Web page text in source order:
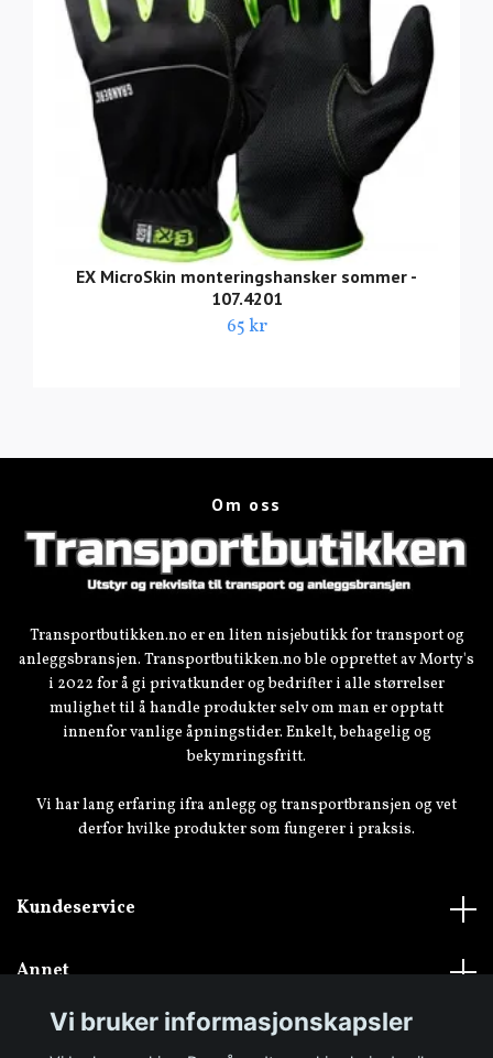
EX MicroSkin monteringshansker sommer -
107.4201
65 kr
Om oss
Transportbutikken.no er en liten nisjebutikk for transport og
anleggsbransjen. Transportbutikken.no ble opprettet av Morty's
i 2022 for å gi privatkunder og bedrifter i alle størrelser
mulighet til å handle produkter selv om man er opptatt
innenfor vanlige åpningstider. Enkelt, behagelig og
bekymringsfritt.
Vi har lang erfaring ifra anlegg og transportbransjen og vet
derfor hvilke produkter som fungerer i praksis.
Kundeservice
Annet
Vi bruker informasjonskapsler